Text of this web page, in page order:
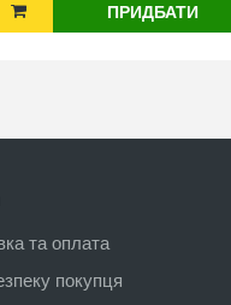
ПРИДБАТИ
та оплата
покупця